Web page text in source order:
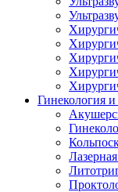
Гинекология